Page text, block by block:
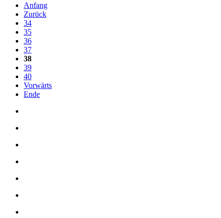
Anfang
Zurück
34
35
36
37
38
39
40
Vorwärts
Ende